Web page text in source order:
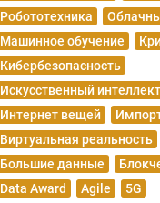
Робототехника
Машинное обучение
Кибербезопасность
Искусственный интеллект
Интернет вещей
Виртуальная реальность
Большие данные
Data Award
Agile 5G